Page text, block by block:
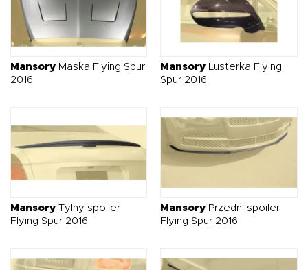
Mansory Maska Flying Spur
2016
Mansory Lusterka Flying
Spur 2016
Mansory Tylny spoiler
Flying Spur 2016
Mansory Przedni spoiler
Flying Spur 2016